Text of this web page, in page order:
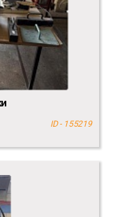
ID - 155219